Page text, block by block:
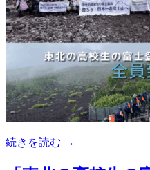
続きを読む →